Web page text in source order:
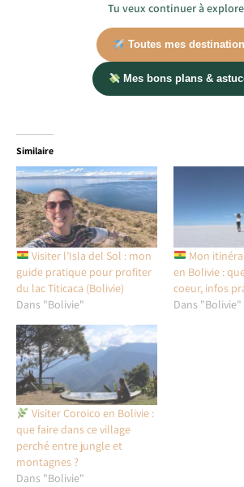
Tu veux continuer à
Toutes mes
Mes bons plans &
Similaire
Visiter l’Isla del Sol : mon
guide pratique pour profiter
du lac Titicaca (Bolivie)
Dans "Bolivie"
Mon
en Bolivie :
coeur, infos
Dans "Bolivie"
Visiter Coroico en Bolivie :
que faire dans ce village
perché entre jungle et
montagnes ?
Dans "Bolivie"